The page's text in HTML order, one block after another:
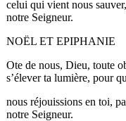
celui qui vient nous
notre Seigneur.
NOËL ET EPIPHANIE
Ote de nous, Dieu, toute
s’élever ta lumière, pour
nous réjouissions en toi,
notre Seigneur.